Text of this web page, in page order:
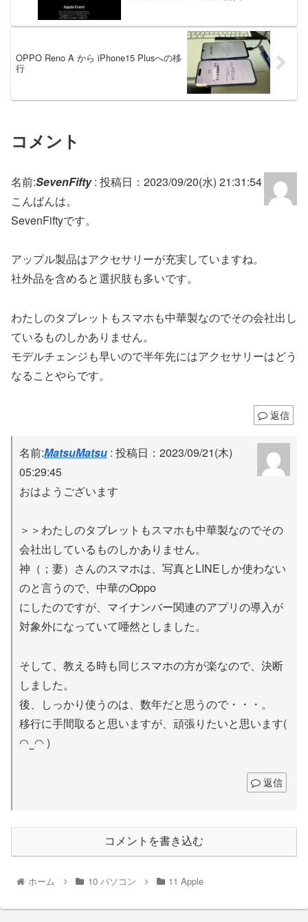
OPPO Reno A から iPhone15 Plusへの移
行
コメント
名前:SevenFifty: 投稿日：2023/09/20(水) 21:31:54
こんばんは。
SevenFiftyです。
アップル製品はアクセサリーが充実していますね。
社外品を含めると選択肢も多いです。
わたしのタブレットもスマホも中華製なのでその会社出し
ているものしかありません。
モデルチェンジも早いので半年先にはアクセサリーはどう
なることやらです。
返信
名前:MatsuMatsu: 投稿日：2023/09/21(木)
05:29:45
おはようございます
＞＞わたしのタブレットもスマホも中華製なのでその
会社出しているものしかありません。
神（；妻）さんのスマホは、写真とLINEしか使わない
のと言うので、中華のOppo
にしたのですが、マイナンバー関連のアプリの導入が
対象外になっていて唖然としました。
そして、教える時も同じスマホの方が楽なので、決断
しました。
後、しっかり使うのは、数年だと思うので・・・。
移行に手間取ると思いますが、頑張りたいと思います(
◠‿◠ )
返信
コメントを書き込む
ホーム 10 パソコン 11 Apple